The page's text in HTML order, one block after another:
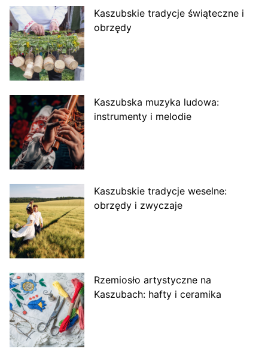
Kaszubskie tradycje świąteczne i
obrzędy
Kaszubska muzyka ludowa:
instrumenty i melodie
Kaszubskie tradycje weselne:
obrzędy i zwyczaje
Rzemiosło artystyczne na
Kaszubach: hafty i ceramika